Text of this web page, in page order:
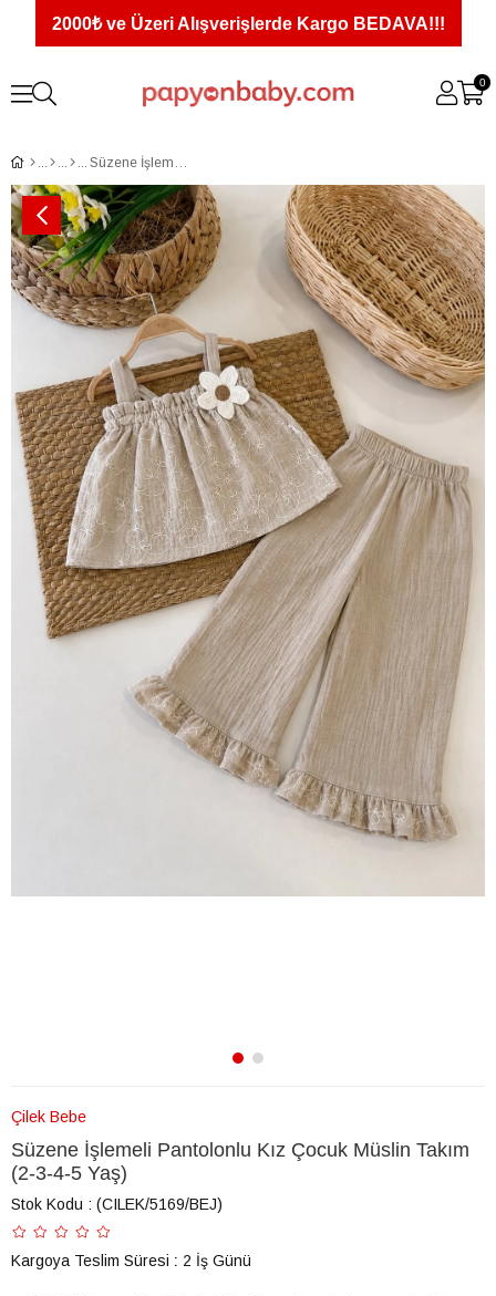
2000₺ ve Üzeri Alışverişlerde Kargo BEDAVA!!!
0
Süzene İşlemeli Pantolonlu Kız Çocuk Müslin Takım (2-3-4-5 Yaş)
Çilek Bebe
Süzene İşlemeli Pantolonlu Kız Çocuk Müslin Takım
(2-3-4-5 Yaş)
Stok Kodu (CILEK/5169/BEJ)
Kargoya Teslim Süresi : 2 İş Günü